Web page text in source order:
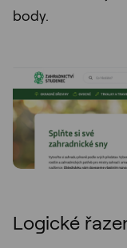
body.
Logické